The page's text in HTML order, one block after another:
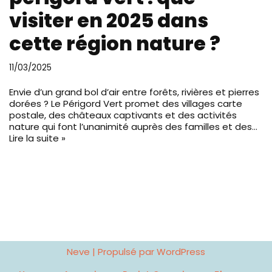
visiter en 2025 dans
cette région nature ?
11/03/2025
Envie d’un grand bol d’air entre forêts, rivières et pierres
dorées ? Le Périgord Vert promet des villages carte
postale, des châteaux captivants et des activités
nature qui font l’unanimité auprès des familles et des…
Lire la suite »
Neve | Propulsé parWordPress